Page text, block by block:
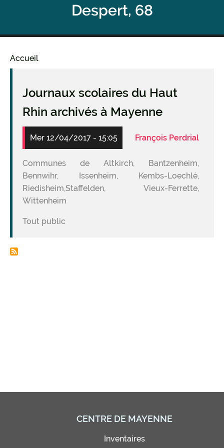
Despert, 68
Fil
d'Ariane
Accueil
Journaux scolaires du Haut
Rhin archivés à Mayenne
Mer 12/04/2017 - 15:05 François Perdrial
Communes de Altkirch, Bantzenheim,
Bennwihr, Issenheim, Kembs-Loechlé,
Riedisheim,Staffelden, Vieux-Ferrette,
Wittenheim
Tout public
CENTRE DE MAYENNE
Inventaires